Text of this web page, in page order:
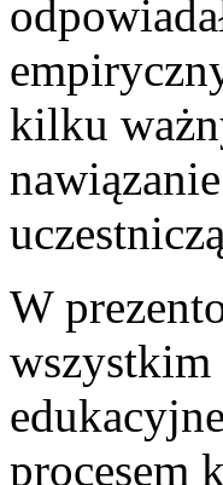
kilku
W
procesem